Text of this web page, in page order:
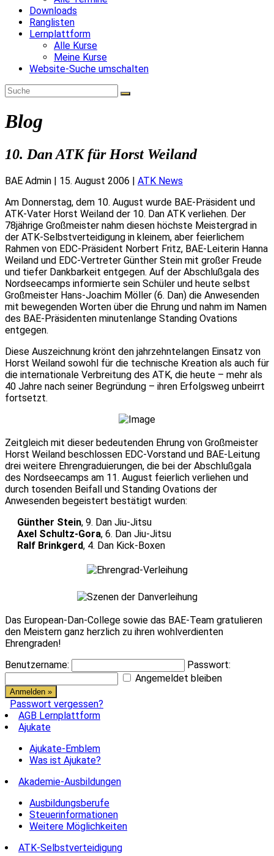
Downloads
Ranglisten
Lernplattform
Alle Kurse
Meine Kurse
Website-Suche umschalten
Blog
10. Dan ATK für Horst Weiland
BAE Admin | 15. August 2006 | ATK News
Am Donnerstag, dem 10. August wurde BAE-Präsident und
ATK-Vater Horst Weiland der 10. Dan ATK verliehen. Der
78jährige Großmeister nahm diesen höchste Meistergrad in
der ATK-Selbstverteidigung in kleinem, aber feierlichem
Rahmen von EDC-Präsident Norbert Fritz, BAE-Leiterin Hanna
Weiland und EDC-Vertreter Günther Stein mit großer Freude
und tiefer Dankbarkeit entgegen. Auf der Abschlußgala des
Nordseecamps informierte sein Schüler und heute selbst
Großmeister Hans-Joachim Möller (6. Dan) die Anwesenden
mit bewegenden Worten über die Ehrung und nahm im Namen
des BAE-Präsidenten minutenlange Standing Ovations
entgegen.
Diese Auszeichnung krönt den jahrzehntelangen Einsatz von
Horst Weiland sowohl für die technische Kreation als auch für
die internationale Verbreitung des ATK, die heute – mehr als
40 Jahre nach seiner Begründung – ihren Erfolgsweg unbeirrt
fortsetzt.
Zeitgleich mit dieser bedeutenden Ehrung von Großmeister
Horst Weiland beschlossen EDC-Vorstand und BAE-Leitung
drei weitere Ehrengraduierungen, die bei der Abschlußgala
des Nordseecamps am 11. August feierlich verliehen und
durch tosenden Beifall und Standing Ovations der
Anwesenden begeistert bestätigt wurden:
Günther Stein, 9. Dan Jiu-Jitsu
Axel Schultz-Gora, 6. Dan Jiu-Jitsu
Ralf Brinkgerd, 4. Dan Kick-Boxen
Das European-Dan-College sowie das BAE-Team gratulieren
den Meistern ganz herzlich zu ihren wohlverdienten
Ehrengraden!
Benutzername:
Passwort:
Angemeldet bleiben
Passwort vergessen?
AGB Lernplattform
Ajukate
Ajukate-Emblem
Was ist Ajukate?
Akademie-Ausbildungen
Ausbildungsberufe
Steuerinformationen
Weitere Möglichkeiten
ATK-Selbstverteidigung